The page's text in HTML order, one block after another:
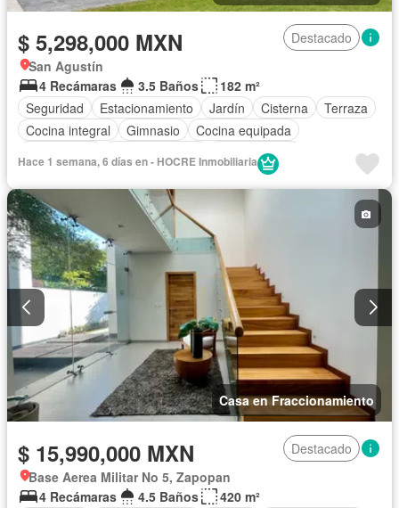
$ 5,298,000 MXN
Destacado
San Agustín
4 Recámaras
3.5 Baños
182 m²
Seguridad
Estacionamiento Jardín Cisterna
Terraza
Cocina integral
Gimnasio
Cocina equipada
Zonas verdes
Recámara con closet
Caseta de vigilancia
Permite mascotas
Hace 1 semana, 6 días en - HOCRE Inmobiliaria
Casa en Fraccionamiento
$ 15,990,000 MXN
Destacado
Base Aerea Militar No 5, Zapopan
4 Recámaras
4.5 Baños
420 m²